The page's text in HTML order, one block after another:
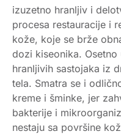
izuzetno hranljiv i
procesa restauracije i
kože, koje se brže
dozi kiseonika.
hranljivih sastojaka iz
tela. Smatra se i
kreme i šminke, jer
bakterije i
nestaju sa površine